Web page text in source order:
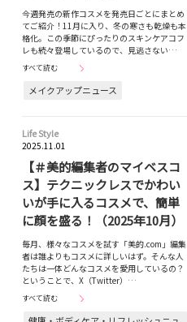
今週発売の新作コスメを発売日ごとにまとめ
てご紹介！11月に入り、冬の寒さも乾燥も本
格化。この季節にぴったりのスキンケアコフ
レも続々登場しているので、見逃さない…
すべて読む
メイクアップニュース
Life Style
2025.11.01
【＃美的編集者のマイベスコ
ス】テクニックレスでかわい
いが手に入るコスメで、簡単
に顔を盛る！（2025年10月）
毎月、様々なコスメを試す「美的.com」編集
者は誰よりもコスメに詳しいはず。そんな人
たちは一体どんなコスメを愛用しているの？
ということで、X（Twitter）…
すべて読む